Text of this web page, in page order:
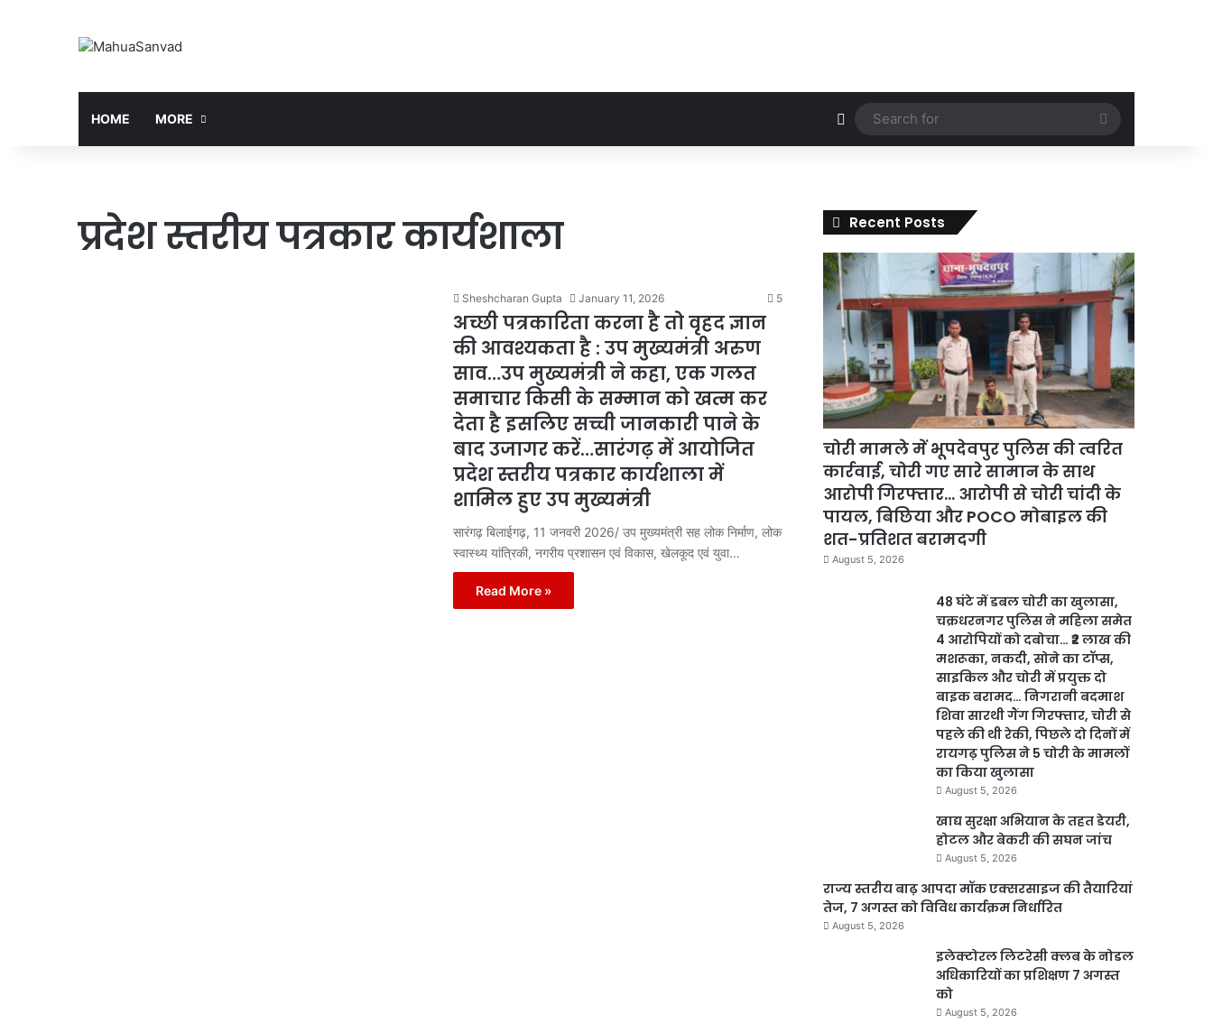
HOME MORE Random Article
Search
for
प्रदेश स्तरीय पत्रकार कार्यशाला
Sheshcharan Gupta January 11, 2026 5
अच्छी पत्रकारिता करना है तो वृहद ज्ञान
की आवश्यकता है : उप मुख्यमंत्री अरुण
साव…उप मुख्यमंत्री ने कहा, एक गलत
समाचार किसी के सम्मान को खत्म कर
देता है इसलिए सच्ची जानकारी पाने के
बाद उजागर करें…सारंगढ़ में आयोजित
प्रदेश स्तरीय पत्रकार कार्यशाला में
शामिल हुए उप मुख्यमंत्री
सारंगढ़ बिलाईगढ़, 11 जनवरी 2026/ उप मुख्यमंत्री सह लोक निर्माण, लोक
स्वास्थ्य यांत्रिकी, नगरीय प्रशासन एवं विकास, खेलकूद एवं युवा…
Read More »
Recent Posts
चोरी मामले में भूपदेवपुर पुलिस की त्वरित
कार्रवाई, चोरी गए सारे सामान के साथ
आरोपी गिरफ्तार… आरोपी से चोरी चांदी के
पायल, बिछिया और POCO मोबाइल की
शत-प्रतिशत बरामदगी
August 5, 2026
48 घंटे में डबल चोरी का खुलासा,
चक्रधरनगर पुलिस ने महिला समेत
4 आरोपियों को दबोचा… ₹2 लाख की
मशरूका, नकदी, सोने का टॉप्स,
साइकिल और चोरी में प्रयुक्त दो
बाइक बरामद… निगरानी बदमाश
शिवा सारथी गैंग गिरफ्तार, चोरी से
पहले की थी रेकी, पिछले दो दिनों में
रायगढ़ पुलिस ने 5 चोरी के मामलों
का किया खुलासा
August 5, 2026
खाद्य सुरक्षा अभियान के तहत डेयरी,
होटल और बेकरी की सघन जांच
August 5, 2026
राज्य स्तरीय बाढ़ आपदा मॉक एक्सरसाइज की तैयारियां
तेज, 7 अगस्त को विविध कार्यक्रम निर्धारित
August 5, 2026
इलेक्टोरल लिटरेसी क्लब के नोडल
अधिकारियों का प्रशिक्षण 7 अगस्त
को
August 5, 2026